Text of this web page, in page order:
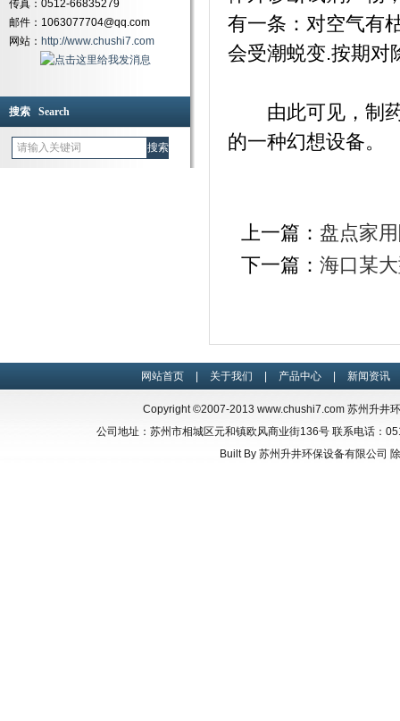
传真：0512-66835279
邮件：1063077704@qq.com
网站： http://www.chushi7.com
搜索 Search
有一条：对空气有
会受潮蜕变.按期对
由此可见，制药
的一种幻想设备。
上一篇： 盘点家
下一篇： 海口某
网站首页 关于我们 产品中心 新闻资讯
Copyright ©2007-2013 www.chushi7.com苏州升井
公司地址：苏州市相城区元和镇欧风商业街136号 联系电话：
Built By 苏州升井环保设备有限公司